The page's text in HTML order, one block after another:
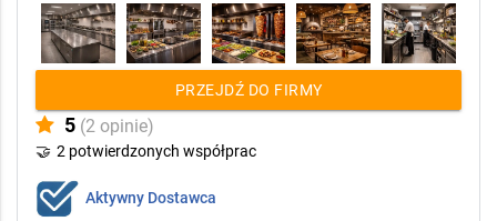
PRZEJDŹ DO FIRMY
5 (2 opinie)
🤝 2 potwierdzonych współprac
Aktywny Dostawca